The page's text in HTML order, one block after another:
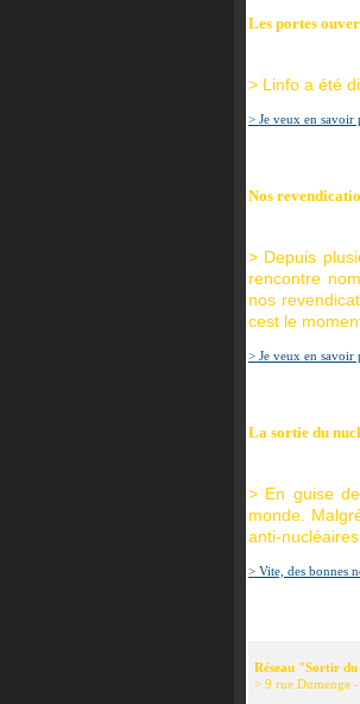
Les portes
> Linfo a été
> Je veux en savoir
Nos
> Depuis
rencontre
nos
cest le
> Je veux en savoir
La sortie du
> En guise
monde.
anti-
> Vite, des bonnes
Réseau "Sortir
> 9 rue Dumenge